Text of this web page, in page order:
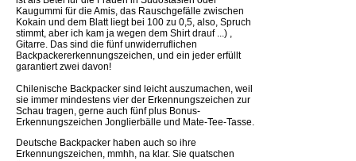
Kaugummi für die Amis, das Rauschgefälle zwischen
Kokain und dem Blatt liegt bei 100 zu 0,5, also, Spruch
stimmt, aber ich kam ja wegen dem Shirt drauf ...) ,
Gitarre. Das sind die fünf unwiderruflichen
Backpackererkennungszeichen, und ein jeder erfüllt
garantiert zwei davon!
Chilenische Backpacker sind leicht auszumachen, weil
sie immer mindestens vier der Erkennungszeichen zur
Schau tragen, gerne auch fünf plus Bonus-
Erkennungszeichen Jonglierbälle und Mate-Tee-Tasse.
Deutsche Backpacker haben auch so ihre
Erkennungszeichen, mmhh, na klar. Sie quatschen